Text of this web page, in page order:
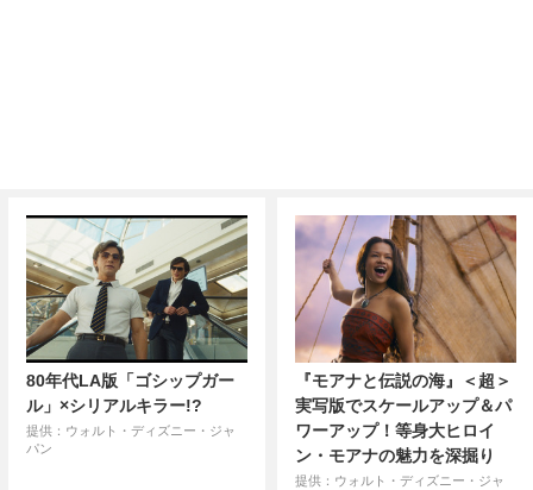
80年代LA版「ゴシップガー
ル」×シリアルキラー!?
提供：ウォルト・ディズニー・ジャ
パン
『モアナと伝説の海』＜超＞
実写版でスケールアップ＆パ
ワーアップ！等身大ヒロイ
ン・モアナの魅力を深掘り
提供：ウォルト・ディズニー・ジャ